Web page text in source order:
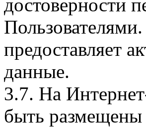
достоверности
предоставляет
данные.
3.7. На
быть размещены